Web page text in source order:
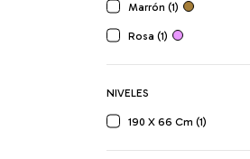
Marrón (1)
Rosa (1)
NIVELES
190 X 66 Cm (1)